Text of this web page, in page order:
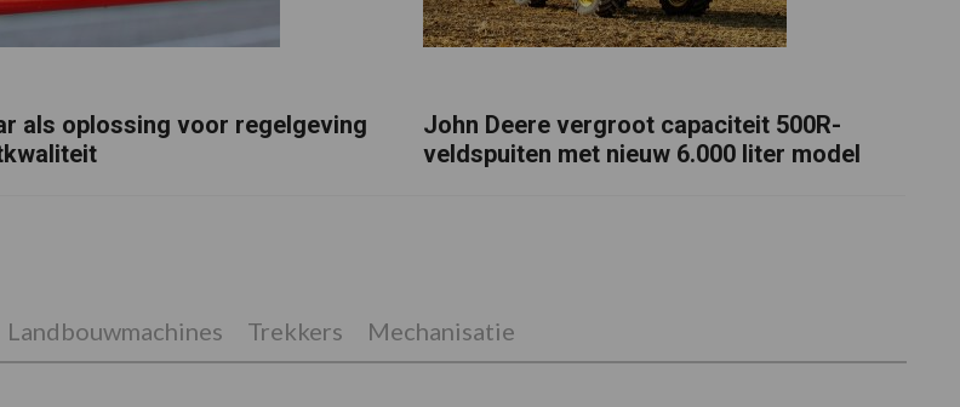
als oplossing voor regelgeving
John Deere vergroot capaciteit 500R-
veldspuiten met nieuw 6.000 liter model
Landbouwmachines Trekkers Mechanisatie